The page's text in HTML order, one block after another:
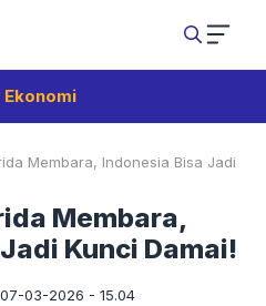
Ekonomi
Membara, Indonesia Bisa Jadi
Membara,
Kunci Damai!
07-03-2026 - 15.04